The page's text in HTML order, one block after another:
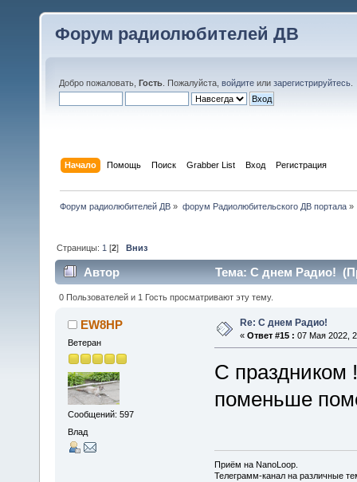
Форум радиолюбителей ДВ
Добро пожаловать, Гость . Пожалуйста, войдите или зарегистрируйтесь
Начало Помощь Поиск Grabber List Вход Регистрация
Форум радиолюбителей ДВ » форум Радиолюбительского ДВ портала»
Страницы: 1 [2]Вниз
Автор Тема: С днем Радио!
0 Пользователей и 1 Гость просматривают эту тему.
EW8HP
Ветеран
Сообщений: 597
Влад
Re: С днем Радио!
« Ответ #15 : 07 Мая 2022,
С
поменьше
Приём на NanoLoop.
Телеграмм-канал на различные